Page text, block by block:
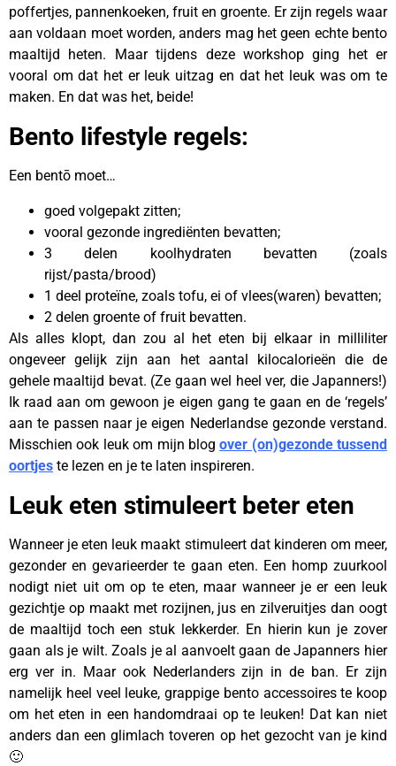
poffertjes, pannenkoeken, fruit en groente. Er zijn regels waar
aan voldaan moet worden, anders mag het geen echte bento
maaltijd heten. Maar tijdens deze workshop ging het er
vooral om dat het er leuk uitzag en dat het leuk was om te
maken. En dat was het, beide!
Bento lifestyle regels:
Een bentō moet…
goed volgepakt zitten;
vooral gezonde ingrediënten bevatten;
3 delen koolhydraten bevatten (zoals
rijst/pasta/brood)
1 deel proteïne, zoals tofu, ei of vlees(waren) bevatten;
2 delen groente of fruit bevatten.
Als alles klopt, dan zou al het eten bij elkaar in milliliter
ongeveer gelijk zijn aan het aantal kilocalorieën die de
gehele maaltijd bevat. (Ze gaan wel heel ver, die Japanners!)
Ik raad aan om gewoon je eigen gang te gaan en de ‘regels’
aan te passen naar je eigen Nederlandse gezonde verstand.
Misschien ook leuk om mijn blogover (on)gezonde tussend
oortjes te lezen en je te laten inspireren.
Leuk eten stimuleert beter eten
Wanneer je eten leuk maakt stimuleert dat kinderen om meer,
gezonder en gevarieerder te gaan eten. Een homp zuurkool
nodigt niet uit om op te eten, maar wanneer je er een leuk
gezichtje op maakt met rozijnen, jus en zilveruitjes dan oogt
de maaltijd toch een stuk lekkerder. En hierin kun je zover
gaan als je wilt. Zoals je al aanvoelt gaan de Japanners hier
erg ver in. Maar ook Nederlanders zijn in de ban. Er zijn
namelijk heel veel leuke, grappige bento accessoires te koop
om het eten in een handomdraai op te leuken! Dat kan niet
anders dan een glimlach toveren op het gezocht van je kind
🙂